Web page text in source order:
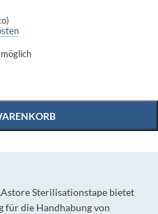
Sterilisationstape bietet
für die Handhabung von